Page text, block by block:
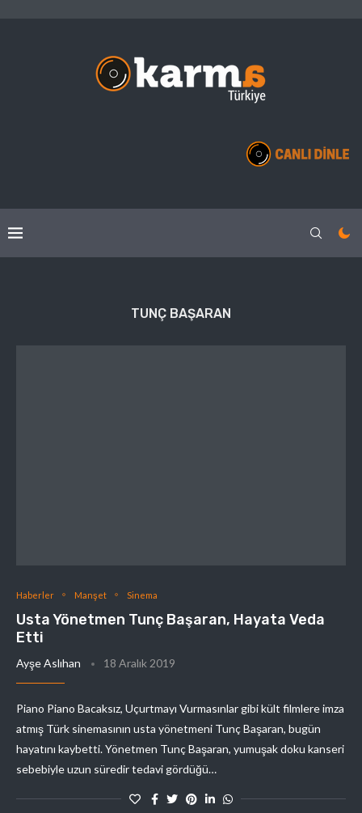
TUNÇ BAŞARAN
Haberler Manşet Sinema
Usta Yönetmen Tunç Başaran, Hayata Veda
Etti
Ayşe Aslıhan 18 Aralık 2019
Piano Piano Bacaksız, Uçurtmayı Vurmasınlar gibi kült filmlere imza
atmış Türk sinemasının usta yönetmeni Tunç Başaran, bugün
hayatını kaybetti. Yönetmen Tunç Başaran, yumuşak doku kanseri
sebebiyle uzun süredir tedavi gördüğü…